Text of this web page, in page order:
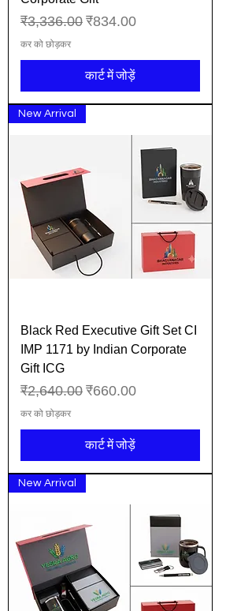
नियमित मूल्य
₹3,336.00 बिक्री मूल्य
₹834.00
कर को छोड़कर
कार्ट में जोड़ें
New Arrival
Black Red Executive Gift Set CI
IMP 1171 by Indian Corporate
Gift ICG
नियमित मूल्य
₹2,640.00 बिक्री मूल्य
₹660.00
कर को छोड़कर
कार्ट में जोड़ें
New Arrival